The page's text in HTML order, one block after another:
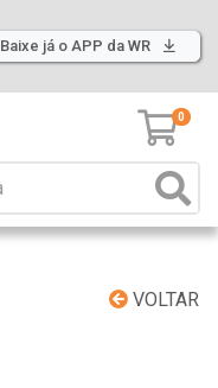
Baixe já o APP da WR
0
VOLTAR